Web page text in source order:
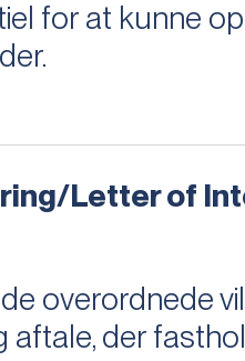
for at kunne
Letter of
overordnede
aftale, der